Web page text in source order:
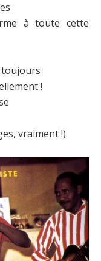
à toute cette
!
vraiment !)